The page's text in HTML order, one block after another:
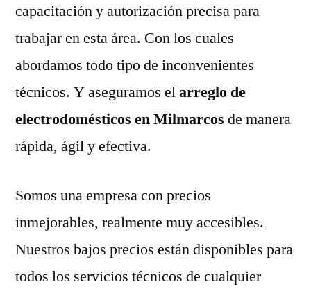
capacitación y autorización precisa para
trabajar en esta área. Con los cuales
abordamos todo tipo de inconvenientes
técnicos. Y aseguramos elarreglo de
electrodomésticos en Milmarcos de manera
rápida, ágil y efectiva.
Somos una empresa con precios
inmejorables, realmente muy accesibles.
Nuestros bajos precios están disponibles para
todos los servicios técnicos de cualquier